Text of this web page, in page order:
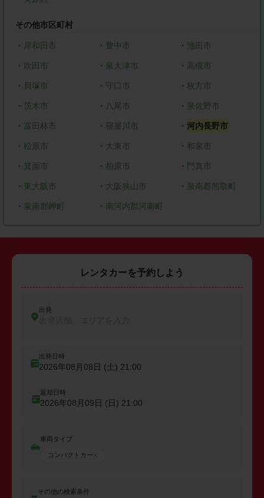
その他市区町村
・ 岸和田市 ・ 豊中市 ・ 池田市
・ 吹田市 ・ 泉大津市 ・ 高槻市
・ 貝塚市 ・ 守口市 ・枚方市
・ 茨木市 ・ 八尾市 ・ 泉佐野市
・ 富田林市 ・ 寝屋川市 ・河内長野市
・ 松原市 ・ 大東市 ・ 和泉市
・ 箕面市 ・ 柏原市 ・ 門真市
・ 東大阪市 ・ 大阪狭山市 ・ 泉南郡熊取町
・ 泉南郡岬町 ・ 南河内郡河南町
レンタカーを予約しよう
出発
出発日時
2026年08月08日 (土) 21:00
返却日時
2026年08月09日 (日) 21:00
車両タイプ
コンパクトカー
その他の検索条件